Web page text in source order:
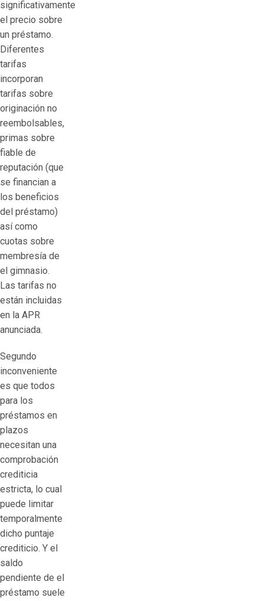
significativamente
el precio sobre
un préstamo.
Diferentes
tarifas
incorporan
tarifas sobre
originación no
reembolsables,
primas sobre
fiable de
reputación (que
se financian a
los beneficios
del préstamo)
así­ como
cuotas sobre
membresía de
el gimnasio.
Las tarifas no
están incluidas
en la APR
anunciada.
Segundo
inconveniente
es que todos
para los
préstamos en
plazos
necesitan una
comprobación
crediticia
estricta, lo cual
puede limitar
temporalmente
dicho puntaje
crediticio. Y el
saldo
pendiente de el
préstamo suele